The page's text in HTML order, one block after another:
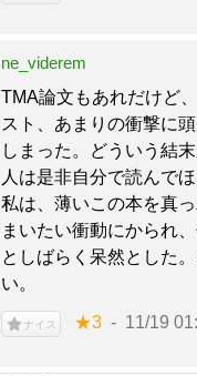
ne_viderem
TMA論文もあれだけど
スト、あまりの衝撃に
しまった。どういう結
人は是非自分で読んで
私は、薄いこの本を真
まいたい衝動にかられ
としばらく呆然とした
い。
ナイス ★3 11/19